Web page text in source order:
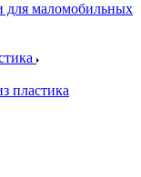
для маломобильных
пластика